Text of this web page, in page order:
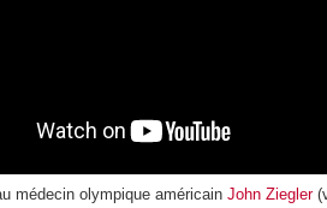
médecin olympique américainJohn Ziegler